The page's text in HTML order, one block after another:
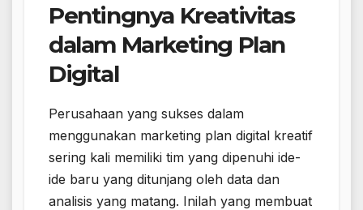
Pentingnya Kreativitas
dalam Marketing Plan
Digital
Perusahaan yang sukses dalam
menggunakan marketing plan digital kreatif
sering kali memiliki tim yang dipenuhi ide-
ide baru yang ditunjang oleh data dan
analisis yang matang. Inilah yang membuat